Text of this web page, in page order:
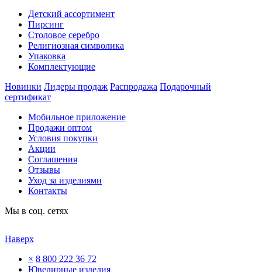
Детский ассортимент
Пирсинг
Столовое серебро
Религиозная символика
Упаковка
Комплектующие
Новинки Лидеры продаж Распродажа Подарочный
сертификат
Мобильное приложение
Продажи оптом
Условия покупки
Акции
Соглашения
Отзывы
Уход за изделиями
Контакты
Мы в соц. сетях
Наверх
× 8 800 222 36 72
Ювелирные изделия